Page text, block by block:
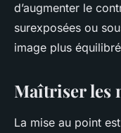
d’augmenter le
surexposées ou
image plus
Maîtriser les
La mise au point